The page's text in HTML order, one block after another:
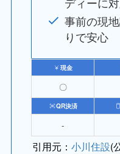
事前の現
りで安心
現金
〇
QR決済
‐
引用元：小川住設(